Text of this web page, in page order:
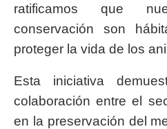
ratificamos que
conservación son
proteger la vida de los
Esta iniciativa
colaboración entre el
en la preservación del